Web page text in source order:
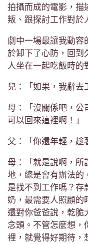
拍攝而成的電影，描
叛、跟探討工作對於
劇中一場最讓我動容
於卸下了心防，回到
人坐在一起吃飯時的
兒：「如果，我辭去
母：「沒關係吧，公
可以回來這裡啊！」
父：「你還年輕，趁
母：「就是說啊，所
地，總是會有辦法的
是找不到工作嗎？存
奶，最需要人照顧的
還對你爸爸說，乾脆
念頭。不管怎麼想，
裡，就覺得好期待，